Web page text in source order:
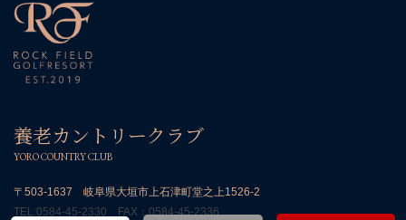
養老カントリークラブ
YORO COUNTRY CLUB
〒503-1637 岐阜県大垣市上石津町堂之上1526-2
TEL:0584-45-2330 FAX：0584-45-2336